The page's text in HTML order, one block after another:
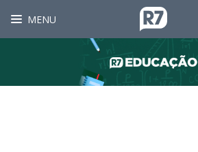
MENU